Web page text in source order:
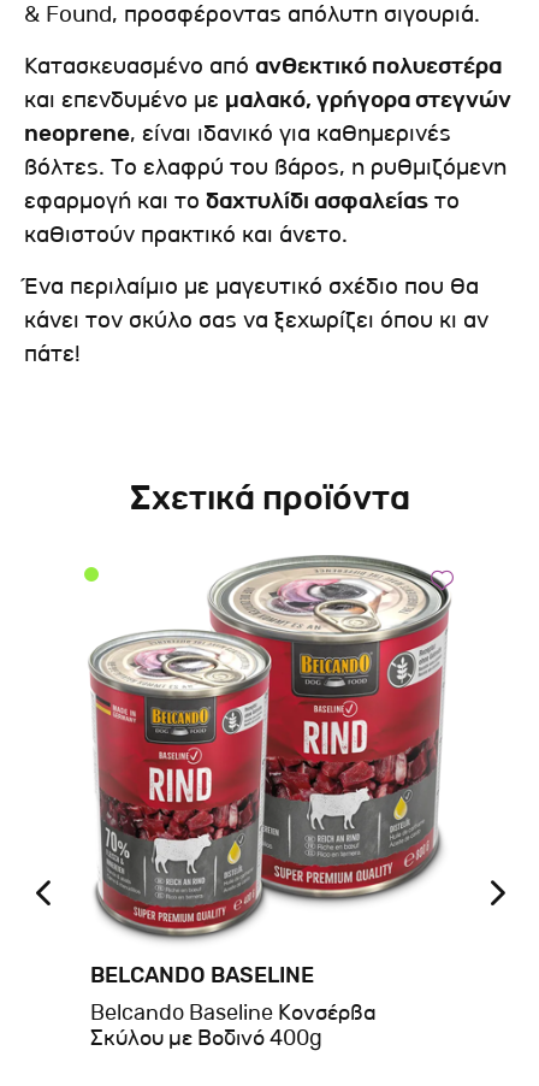
& Found, προσφέροντας απόλυτη σιγουριά.
Κατασκευασμένο από ανθεκτικό πολυεστέρα
και επενδυμένο με μαλακό, γρήγορα στεγνών
neoprene, είναι ιδανικό για καθημερινές
βόλτες. Το ελαφρύ του βάρος, η ρυθμιζόμενη
εφαρμογή και το δαχτυλίδι ασφαλείας το
καθιστούν πρακτικό και άνετο.
Ένα περιλαίμιο με μαγευτικό σχέδιο που θα
κάνει τον σκύλο σας να ξεχωρίζει όπου κι αν
πάτε!
Σχετικά προϊόντα
BELCANDO BASELINE
Belcando Baseline Κονσέρβα
Σκύλου με Βοδινό 400g